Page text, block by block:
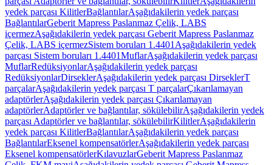
yedek parçası KilitlerBağlantılarAşağıdakilerin yedek parçası
BağlantılarGeberit Mapress Paslanmaz Çelik, LABS
içermezAşağıdakilerin yedek parçası Geberit Mapress Paslanmaz
Çelik, LABS içermezSistem boruları 1.4401 Aşağıdakilerin yedek
parçası Sistem boruları 1.4401MuflarAşağıdakilerin yedek parçası
MuflarRedüksiyonlarAşağıdakilerin yedek parçası
RedüksiyonlarDirseklerAşağıdakilerin yedek parçası DirseklerT
parçalarAşağıdakilerin yedek parçası T parçalarÇıkarılamayan
adaptörlerAşağıdakilerin yedek parçası Çıkarılamayan
adaptörlerAdaptörler ve bağlantılar, sökülebilirAşağıdakilerin yedek
parçası Adaptörler ve bağlantılar, sökülebilirKilitlerAşağıdakilerin
yedek parçası KilitlerBağlantılarAşağıdakilerin yedek parçası
BağlantılarEksenel kompensatörlerAşağıdakilerin yedek parçası
Eksenel kompensatörlerKılavuzlarGeberit Mapress Paslanmaz